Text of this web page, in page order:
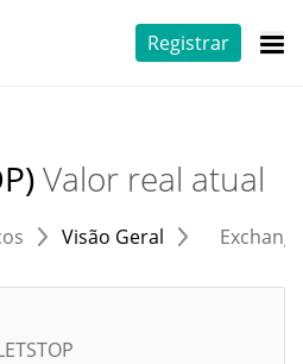
Registrar
Valor real atual
Visão Geral